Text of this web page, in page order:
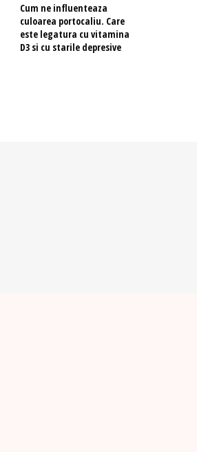
Cum ne influenteaza
culoarea portocaliu. Care
este legatura cu vitamina
D3 si cu starile depresive